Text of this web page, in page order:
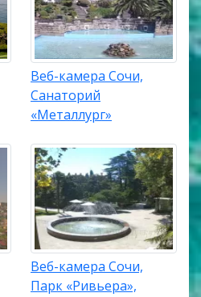
Веб-камера Сочи,
Санаторий
«Металлург»
Веб-камера Сочи,
Парк «Ривьера»,